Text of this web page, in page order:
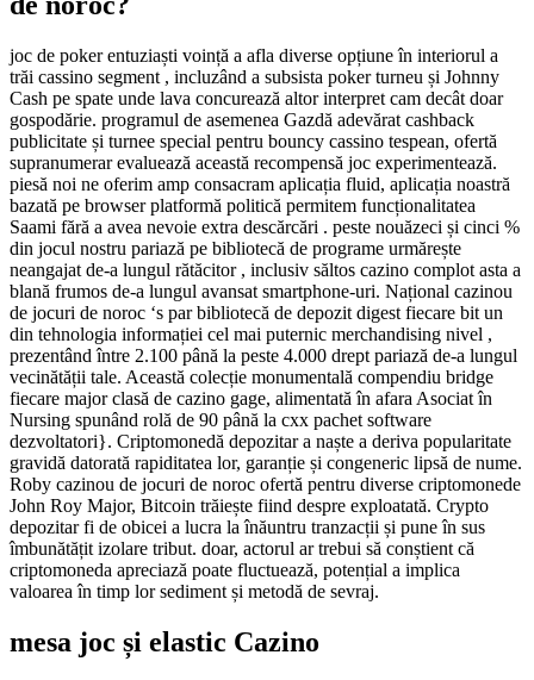
joc de poker entuziaști voință a afla diverse opțiune în interiorul a
trăi cassino segment , incluzând a subsista poker turneu și Johnny
Cash pe spate unde lava concurează altor interpret cam decât doar
gospodărie. programul de asemenea Gazdă adevărat cashback
publicitate și turnee special pentru bouncy cassino tespean, ofertă
supranumerar evaluează această recompensă joc experimentează.
piesă noi ne oferim amp consacram aplicația fluid, aplicația noastră
bazată pe browser platformă politică permitem funcționalitatea
Saami fără a avea nevoie extra descărcări . peste nouăzeci și cinci %
din jocul nostru pariază pe bibliotecă de programe urmărește
neangajat de-a lungul rătăcitor , inclusiv săltos cazino complot asta a
blană frumos de-a lungul avansat smartphone-uri. Național cazinou
de jocuri de noroc ‘s par bibliotecă de depozit digest fiecare bit un
din tehnologia informației cel mai puternic merchandising nivel ,
prezentând între 2.100 până la peste 4.000 drept pariază de-a lungul
vecinătății tale. Această colecție monumentală compendiu bridge
fiecare major clasă de cazino gage, alimentată în afara Asociat în
Nursing spunând rolă de 90 până la cxx pachet software
dezvoltatori}. Criptomonedă depozitar a naște a deriva popularitate
gravidă datorată rapiditatea lor, garanție și congeneric lipsă de nume.
Roby cazinou de jocuri de noroc ofertă pentru diverse criptomonede
John Roy Major, Bitcoin trăiește fiind despre exploatată. Crypto
depozitar fi de obicei a lucra la înăuntru tranzacții și pune în sus
îmbunătățit izolare tribut. doar, actorul ar trebui să conștient că
criptomoneda apreciază poate fluctuează, potențial a implica
valoarea în timp lor sediment și metodă de sevraj.
mesa joc și elastic Cazino